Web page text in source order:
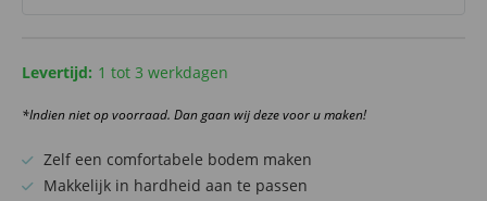
Levertijd: 1 tot 3 werkdagen
*Indien niet op voorraad. Dan gaan wij deze voor u maken!
Zelf een comfortabele bodem maken
Makkelijk in hardheid aan te passen